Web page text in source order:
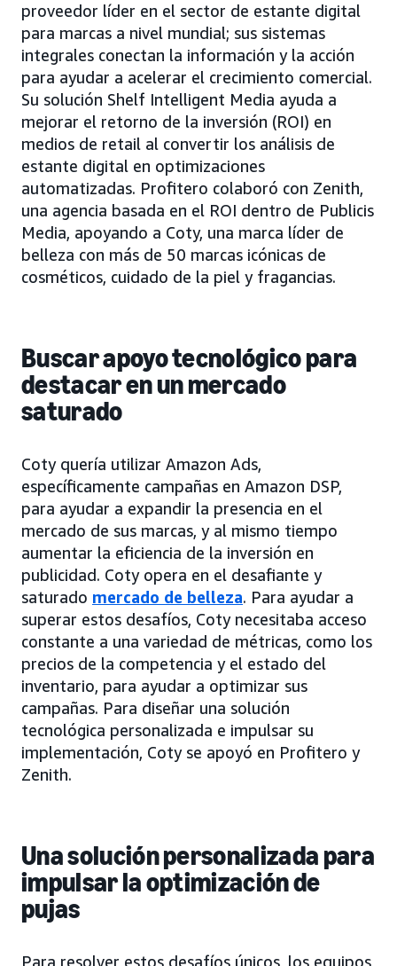
proveedor líder en el sector de estante digital
para marcas a nivel mundial; sus sistemas
integrales conectan la información y la acción
para ayudar a acelerar el crecimiento comercial.
Su solución Shelf Intelligent Media ayuda a
mejorar el retorno de la inversión (ROI) en
medios de retail al convertir los análisis de
estante digital en optimizaciones
automatizadas. Profitero colaboró con Zenith,
una agencia basada en el ROI dentro de Publicis
Media, apoyando a Coty, una marca líder de
belleza con más de 50 marcas icónicas de
cosméticos, cuidado de la piel y fragancias.
Buscar apoyo tecnológico para
destacar en un mercado
saturado
Coty quería utilizar Amazon Ads,
específicamente campañas en Amazon DSP,
para ayudar a expandir la presencia en el
mercado de sus marcas, y al mismo tiempo
aumentar la eficiencia de la inversión en
publicidad. Coty opera en el desafiante y
saturado mercado de belleza. Para ayudar a
superar estos desafíos, Coty necesitaba acceso
constante a una variedad de métricas, como los
precios de la competencia y el estado del
inventario, para ayudar a optimizar sus
campañas. Para diseñar una solución
tecnológica personalizada e impulsar su
implementación, Coty se apoyó en Profitero y
Zenith.
Una solución personalizada para
impulsar la optimización de
pujas
Para resolver estos desafíos únicos, los equipos